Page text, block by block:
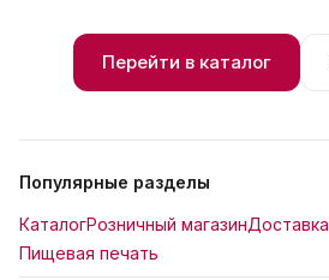
Перейти в каталог
Популярные разделы
КаталогРозничный магазинДоставка
Пищевая печать